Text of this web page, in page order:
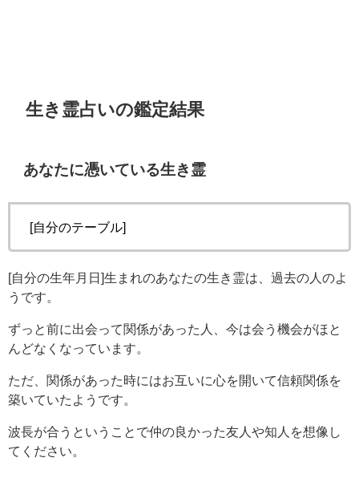
生き霊占いの鑑定結果
あなたに憑いている生き霊
[自分のテーブル]
[自分の生年月日]生まれのあなたの生き霊は、過去の人のよ
うです。
ずっと前に出会って関係があった人、今は会う機会がほと
んどなくなっています。
ただ、関係があった時にはお互いに心を開いて信頼関係を
築いていたようです。
波長が合うということで仲の良かった友人や知人を想像し
てください。